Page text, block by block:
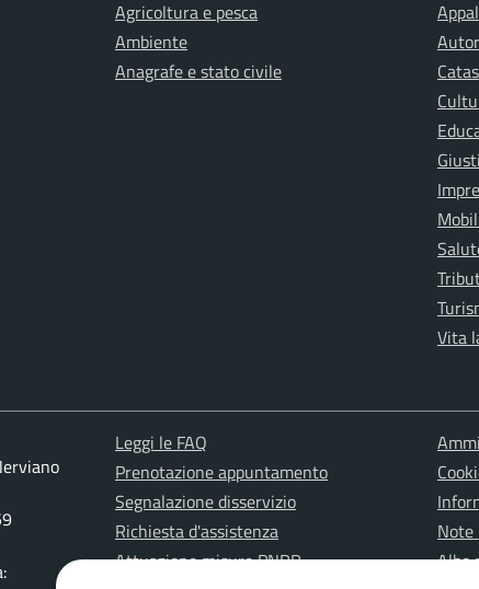
Agricoltura e pesca
Ambiente
Anagrafe e stato civile
Vita
Leggi le FAQ
Prenotazione appuntamento
Segnalazione disservizio
Richiesta d'assistenza
Attuazione misure PNRR
Note
Albo